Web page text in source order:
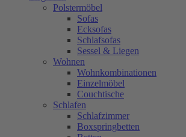
Polstermöbel
Sofas
Ecksofas
Schlafsofas
Sessel & Liegen
Wohnen
Wohnkombinationen
Einzelmöbel
Couchtische
Schlafen
Schlafzimmer
Boxspringbetten